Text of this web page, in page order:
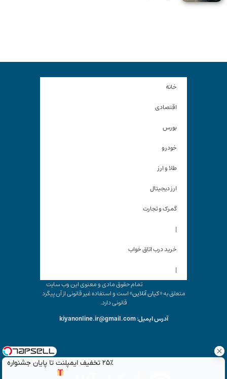
۲۵٪ تخفیف ایمپلنت تا پایان جشنواره
خانه
اقتصادی
بورس
خودرو
طلا و ارز
ارز دیجیتال
گمرک و تجارت
|
خرید درب اتاق خواب
|
تمام حقوق مادی و معنوی این وب سایت
متعلق به «کیان آنلاین» است و استفاده غیر قانونی از آن پیگرد
قانونی دارد.
آدرس ایمیل: kiyanonline.ir@gmail.com